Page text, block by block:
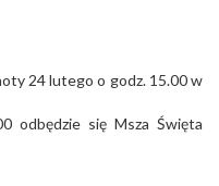
24 lutego o godz. 15.00 w
odbędzie się Msza Święta